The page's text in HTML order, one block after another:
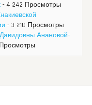
- 4 242 Просмотры
- 3 210 Просмотры
Анановой-